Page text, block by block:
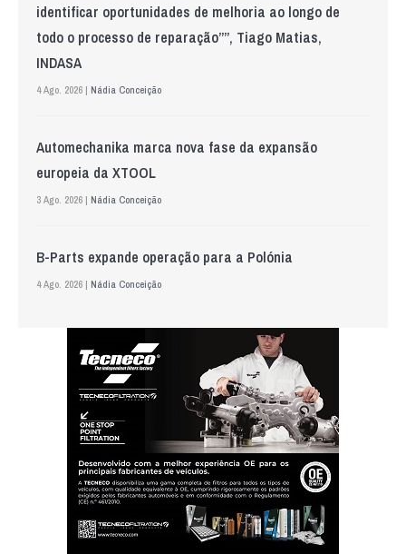
identificar oportunidades de melhoria ao longo de
todo o processo de reparação””, Tiago Matias,
INDASA
4 Ago. 2026 | Nádia Conceição
Automechanika marca nova fase da expansão
europeia da XTOOL
3 Ago. 2026 | Nádia Conceição
B-Parts expande operação para a Polónia
4 Ago. 2026 | Nádia Conceição